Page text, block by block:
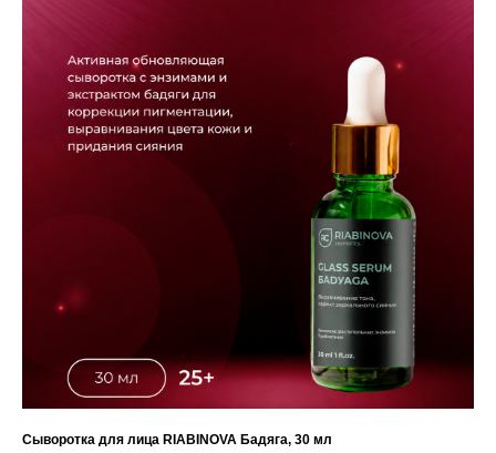
Сыворотка для лица RIABINOVA Бадяга, 30 мл